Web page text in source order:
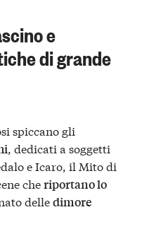
e
di grande
spiccano gli
, dedicati a soggetti
e Icaro, il Mito di
cheriportano lo
delledimore